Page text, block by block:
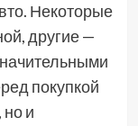
Некоторые
другие —
покупкой
но и